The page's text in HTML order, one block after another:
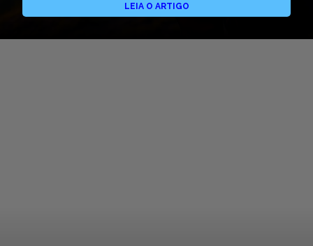
LEIA O ARTIGO